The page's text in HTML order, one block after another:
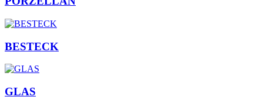
BESTECK
GLAS